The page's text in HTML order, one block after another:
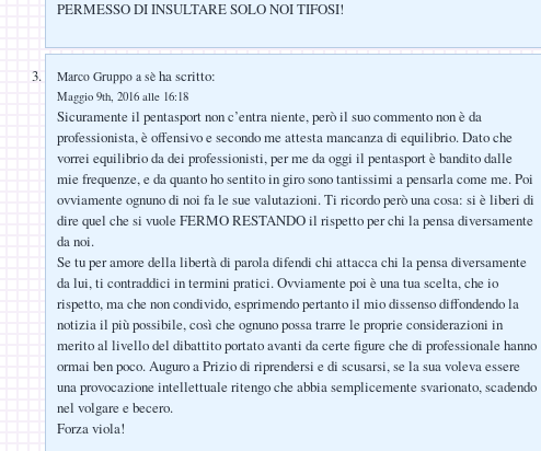
PERMESSO DI INSULTARE SOLO NOI TIFOSI!
Marco Gruppo a sè ha scritto:
Maggio 9th, 2016 alle 16:18
Sicuramente il pentasport non c’entra niente, però il suo commento non è da
professionista, è offensivo e secondo me attesta mancanza di equilibrio. Dato che
vorrei equilibrio da dei professionisti, per me da oggi il pentasport è bandito dalle
mie frequenze, e da quanto ho sentito in giro sono tantissimi a pensarla come me. Poi
ovviamente ognuno di noi fa le sue valutazioni. Ti ricordo però una cosa: si è liberi di
dire quel che si vuole FERMO RESTANDO il rispetto per chi la pensa diversamente
da noi.
Se tu per amore della libertà di parola difendi chi attacca chi la pensa diversamente
da lui, ti contraddici in termini pratici. Ovviamente poi è una tua scelta, che io
rispetto, ma che non condivido, esprimendo pertanto il mio dissenso diffondendo la
notizia il più possibile, così che ognuno possa trarre le proprie considerazioni in
merito al livello del dibattito portato avanti da certe figure che di professionale hanno
ormai ben poco. Auguro a Prizio di riprendersi e di scusarsi, se la sua voleva essere
una provocazione intellettuale ritengo che abbia semplicemente svarionato, scadendo
nel volgare e becero.
Forza viola!